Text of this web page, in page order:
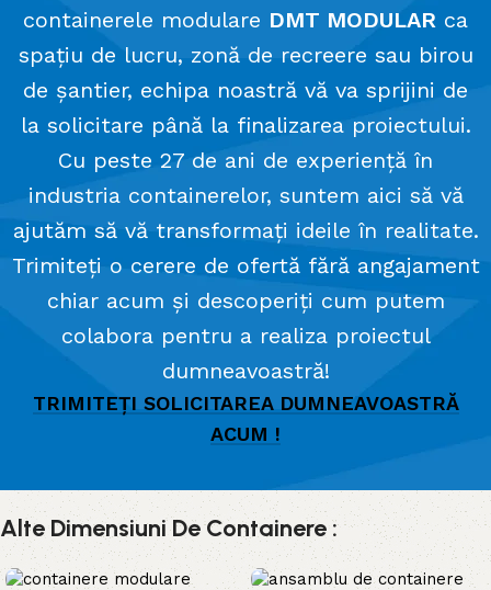
containerele modulare DMT MODULAR ca
spațiu de lucru, zonă de recreere sau birou
de șantier, echipa noastră vă va sprijini de
la solicitare până la finalizarea proiectului.
Cu peste 27 de ani de experiență în
industria containerelor, suntem aici să vă
ajutăm să vă transformați ideile în realitate.
Trimiteți o cerere de ofertă fără angajament
chiar acum și descoperiți cum putem
colabora pentru a realiza proiectul
dumneavoastră!
TRIMITEȚI SOLICITAREA DUMNEAVOASTRĂ
ACUM !
Alte Dimensiuni De Containere :